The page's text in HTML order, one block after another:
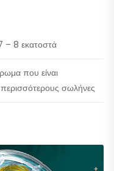
– 8 εκατοστά
που είναι
σωλήνες